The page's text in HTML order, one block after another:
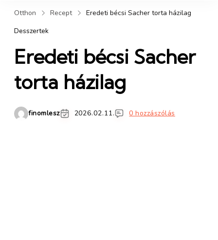
Otthon Recept
Eredeti bécsi Sacher torta házilag
Desszertek
Eredeti bécsi Sacher
torta házilag
finomlesz 2026.02.11. 0 hozzászólás